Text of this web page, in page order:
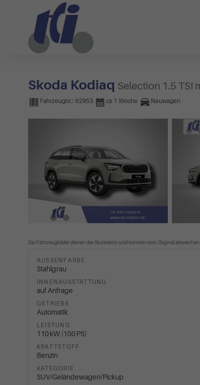
Skoda Kodiaq Selection 1.5 TSI
Fahrzeugnr.: 62953 ca 1 Woche Neuwagen
Die Fahrzeugbilder dienen der Illustration und können vom Original abweichen.
AUSSENFARBE
Stahlgrau
INNENAUSSTATTUNG
auf Anfrage
GETRIEBE
Automatik
LEISTUNG
110 kW (150 PS)
KRAFTSTOFF
Benzin
KATEGORIE
SUV/Geländewagen/Pickup